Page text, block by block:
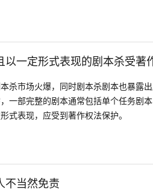
以一定形式表现的剧本杀受著
杀市场火爆，同时剧本杀剧本也暴露
一部完整的剧本通常包括单个任务剧
式表现，应受到著作权法保护。
不当然免责